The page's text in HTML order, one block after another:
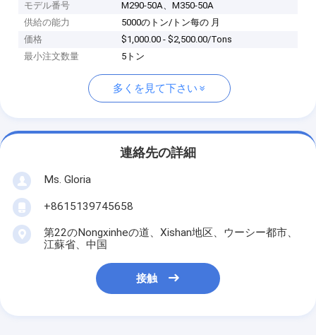
モデル番号
M290-50A、M350-50A
供給の能力
5000のトン/トン每の 月
価格
$1,000.00 - $2,500.00/Tons
最小注文数量
5トン
多くを見て下さい
連絡先の詳細
Ms. Gloria
+8615139745658
第22のNongxinheの道、Xishan地区、ウーシー都市、
江蘇省、中国
接触